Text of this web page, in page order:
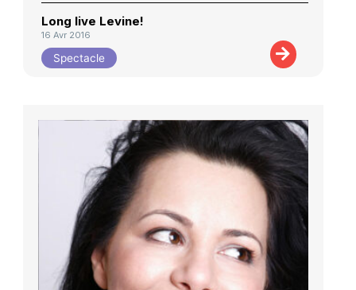
Long live Levine!
16 Avr 2016
Spectacle